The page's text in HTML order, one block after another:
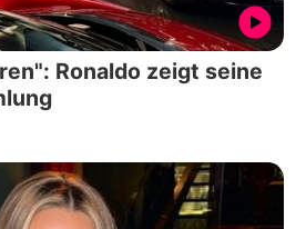
Ronaldo zeigt seine